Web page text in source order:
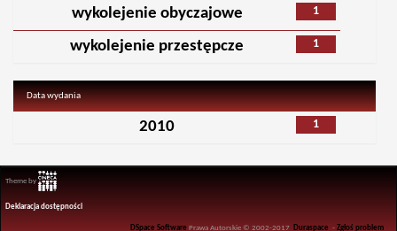
1
wykolejenie obyczajowe
1
wykolejenie przestępcze
Data wydania
1
2010
Theme by
Deklaracja dostępności
DSpace Software Prawa Autorskie © 2002-2017 Duraspace -Zgłoś problem